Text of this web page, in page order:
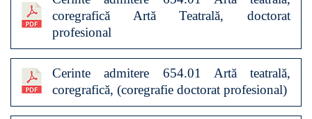
coregrafică Artă Teatrală, doctorat
profesional
Cerinte admitere 654.01 Artă teatrală,
coregrafică, (coregrafie doctorat profesional)